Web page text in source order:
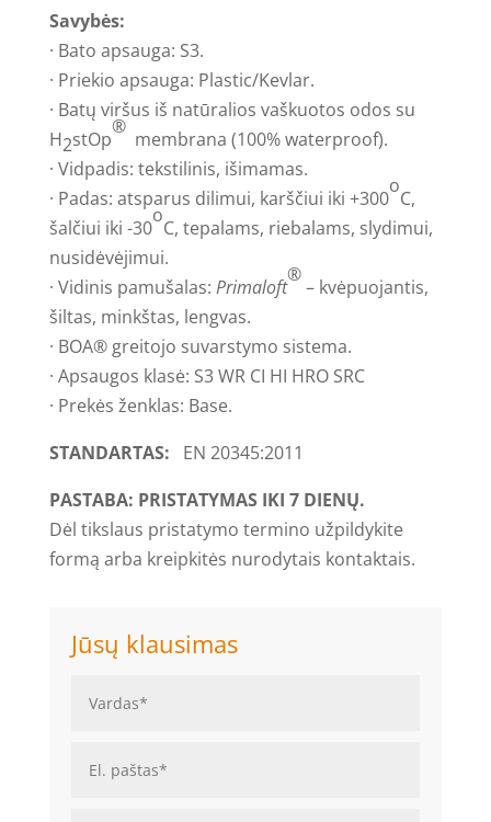
Savybės:
· Bato apsauga: S3.
· Priekio apsauga: Plastic/Kevlar.
· Batų viršus iš natūralios vaškuotos odos su
H2stOp
®
membrana (100% waterproof).
· Vidpadis: tekstilinis, išimamas.
· Padas: atsparus dilimui, karščiui iki +300
o
C,
šalčiui iki -30
o
C, tepalams, riebalams, slydimui,
nusidėvėjimui.
· Vidinis pamušalas: Primaloft
®
– kvėpuojantis,
šiltas, minkštas, lengvas.
· BOA® greitojo suvarstymo sistema.
· Apsaugos klasė: S3 WR CI HI HRO SRC
· Prekės ženklas: Base.
STANDARTAS: EN 20345:2011
PASTABA: PRISTATYMAS IKI 7 DIENŲ.
Dėl tikslaus pristatymo termino užpildykite
formą arba kreipkitės nurodytais kontaktais.
Jūsų klausimas